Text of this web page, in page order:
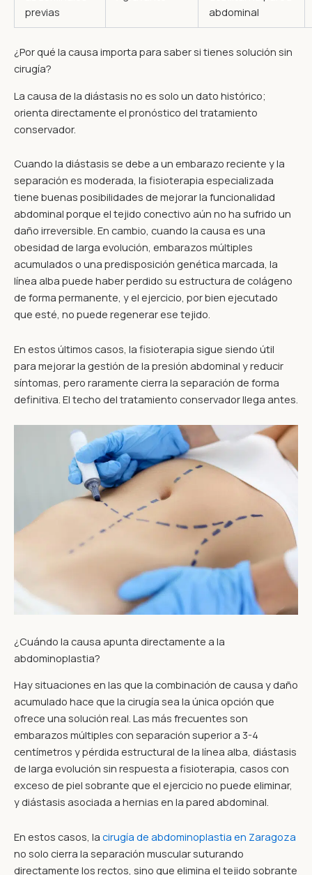
previas
abdominal
¿Por qué la causa importa para saber si tienes solución sin
cirugía?
La causa de la diástasis no es solo un dato histórico;
orienta directamente el pronóstico del tratamiento
conservador.
Cuando la diástasis se debe a un embarazo reciente y la
separación es moderada, la fisioterapia especializada
tiene buenas posibilidades de mejorar la funcionalidad
abdominal porque el tejido conectivo aún no ha sufrido un
daño irreversible. En cambio, cuando la causa es una
obesidad de larga evolución, embarazos múltiples
acumulados o una predisposición genética marcada, la
línea alba puede haber perdido su estructura de colágeno
de forma permanente, y el ejercicio, por bien ejecutado
que esté, no puede regenerar ese tejido.
En estos últimos casos, la fisioterapia sigue siendo útil
para mejorar la gestión de la presión abdominal y reducir
síntomas, pero raramente cierra la separación de forma
definitiva. El techo del tratamiento conservador llega antes.
¿Cuándo la causa apunta directamente a la
abdominoplastia?
Hay situaciones en las que la combinación de causa y daño
acumulado hace que la cirugía sea la única opción que
ofrece una solución real. Las más frecuentes son
embarazos múltiples con separación superior a 3-4
centímetros y pérdida estructural de la línea alba, diástasis
de larga evolución sin respuesta a fisioterapia, casos con
exceso de piel sobrante que el ejercicio no puede eliminar,
y diástasis asociada a hernias en la pared abdominal.
En estos casos, la cirugía de abdominoplastia en Zaragoza
no solo cierra la separación muscular suturando
directamente los rectos, sino que elimina el tejido sobrante